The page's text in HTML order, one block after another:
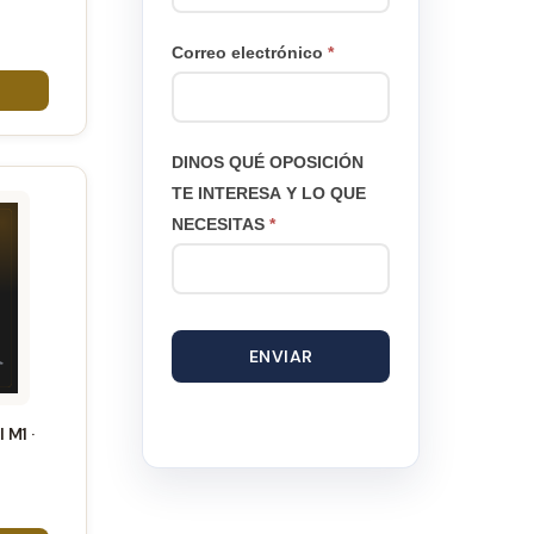
·
Correo electrónico*
DINOS QUÉ OPOSICIÓN
TE INTERESA Y LO QUE
NECESITAS*
ENVIAR